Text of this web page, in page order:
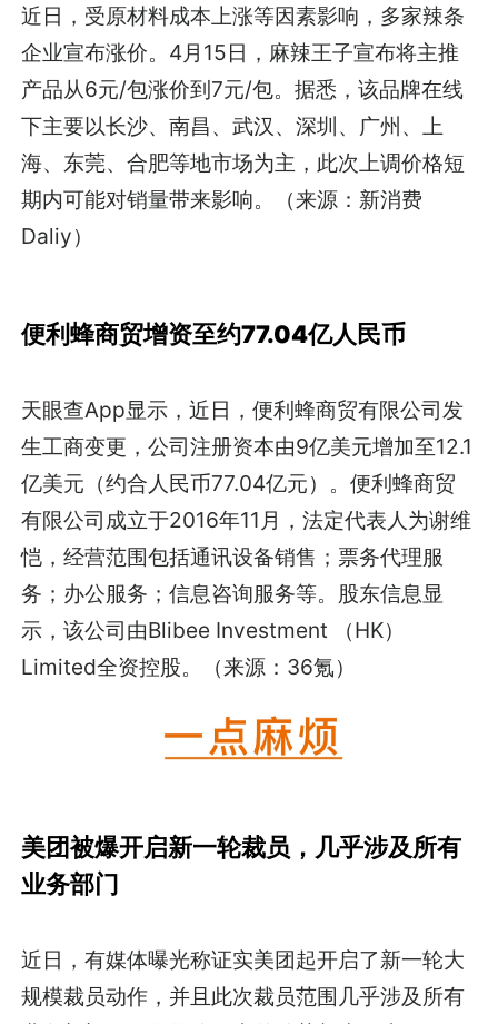
近日，受原材料成本上涨等因素影响，多家辣条
企业宣布涨价。4月15日，麻辣王子宣布将主推
产品从6元/包涨价到7元/包。据悉，该品牌在线
下主要以长沙、南昌、武汉、深圳、广州、上
海、东莞、合肥等地市场为主，此次上调价格短
期内可能对销量带来影响。（来源：新消费
Daliy）
便利蜂商贸增资至约77.04亿人民币
天眼查App显示，近日，便利蜂商贸有限公司发
生工商变更，公司注册资本由9亿美元增加至12.1
亿美元（约合人民币77.04亿元）。便利蜂商贸
有限公司成立于2016年11月，法定代表人为谢维
恺，经营范围包括通讯设备销售；票务代理服
务；办公服务；信息咨询服务等。股东信息显
示，该公司由Blibee Investment （HK）
Limited全资控股。（来源：36氪）
美团被爆开启新一轮裁员，几乎涉及所有
业务部门
近日，有媒体曝光称证实美团起开启了新一轮大
规模裁员动作，并且此次裁员范围几乎涉及所有